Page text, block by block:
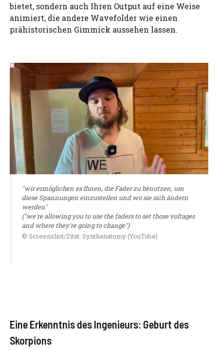
bietet, sondern auch Ihren Output auf eine Weise
animiert, die andere Wavefolder wie einen
prähistorischen Gimmick aussehen lassen.
"wir ermöglichen es Ihnen, die Fader zu benutzen, um
diese Spannungen einzustellen und wo sie sich ändern
werden"
("we're allowing you to use the faders to set those voltages
and where they're going to change")
© Screenshot/Zitat: Synthanatomy (YouTube)
Eine Erkenntnis des Ingenieurs: Geburt des
Skorpions